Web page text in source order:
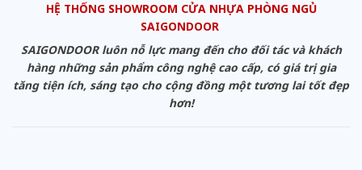
HỆ THỐNG SHOWROOM CỬA NHỰA PHÒNG NGỦ
SAIGONDOOR
SAIGONDOOR luôn nỗ lực mang đến cho đối tác và khách
hàng những sản phẩm công nghệ cao cấp, có giá trị gia
tăng tiện ích, sáng tạo cho cộng đồng một tương lai tốt đẹp
hơn!